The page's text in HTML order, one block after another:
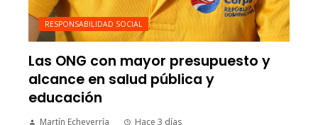
RESPONSABILIDAD SOCIAL
Las ONG con mayor presupuesto y
alcance en salud pública y
educación
Martín Echeverría Hace 3 días